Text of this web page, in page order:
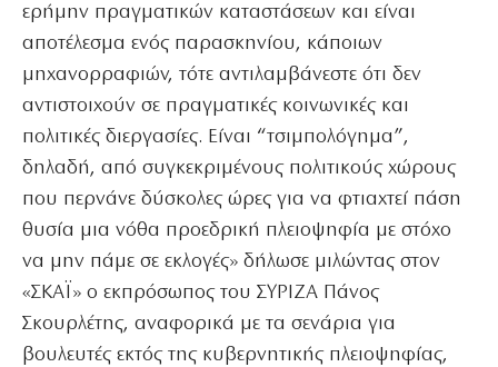
ερήμην πραγματικών καταστάσεων και είναι
αποτέλεσμα ενός παρασκηνίου, κάποιων
μηχανορραφιών, τότε αντιλαμβάνεστε ότι δεν
αντιστοιχούν σε πραγματικές κοινωνικές και
πολιτικές διεργασίες. Είναι “τσιμπολόγημα”,
δηλαδή, από συγκεκριμένους πολιτικούς χώρους
που περνάνε δύσκολες ώρες για να φτιαχτεί πάση
θυσία μια νόθα προεδρική πλειοψηφία με στόχο
να μην πάμε σε εκλογές» δήλωσε μιλώντας στον
«ΣΚΑΪ» ο εκπρόσωπος του ΣΥΡΙΖΑ Πάνος
Σκουρλέτης, αναφορικά με τα σενάρια για
βουλευτές εκτός της κυβερνητικής πλειοψηφίας,